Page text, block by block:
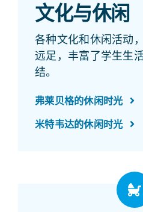
文化与休闲
各种文化和休闲活动
远足，丰富了学生生
结。
弗莱贝格的休闲时光
米特韦达的休闲时光